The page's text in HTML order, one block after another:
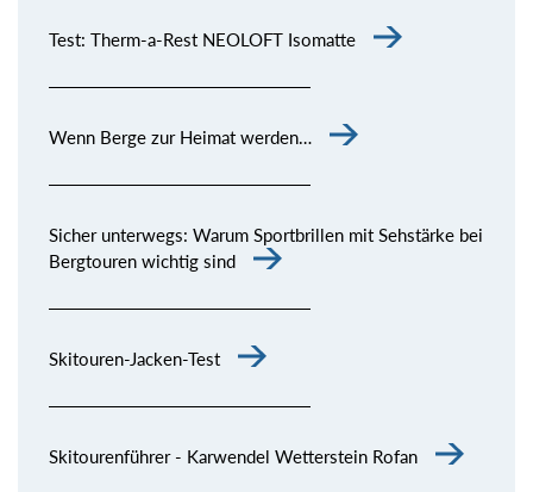
Test: Therm-a-Rest NEOLOFT Isomatte
Wenn Berge zur Heimat werden…
Sicher unterwegs: Warum Sportbrillen mit Sehstärke bei
Bergtouren wichtig sind
Skitouren-Jacken-Test
Skitourenführer - Karwendel Wetterstein Rofan